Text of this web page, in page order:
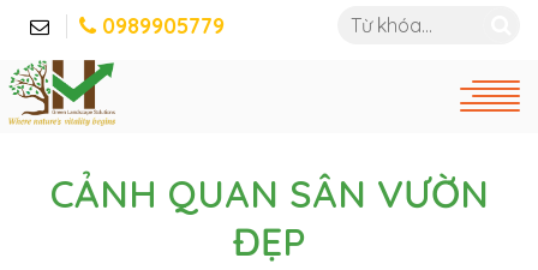
0989905779
CẢNH QUAN SÂN VƯỜN
ĐẸP